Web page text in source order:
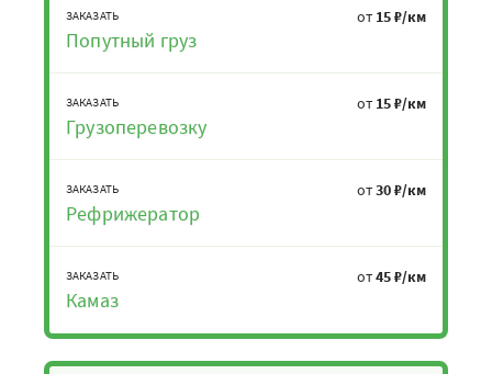
ЗАКАЗАТЬ
Попутный груз
от 15 ₽/км
ЗАКАЗАТЬ
Грузоперевозку
от 15 ₽/км
ЗАКАЗАТЬ
Рефрижератор
от30 ₽/км
ЗАКАЗАТЬ
Камаз
от45 ₽/км